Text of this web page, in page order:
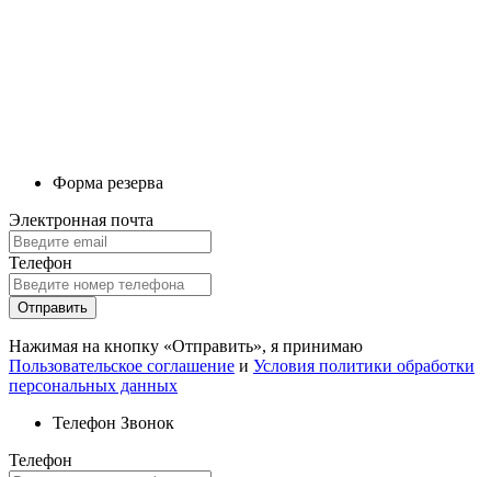
Форма резерва
Электронная почта
Телефон
Отправить
Нажимая на кнопку «Отправить», я принимаю
Пользовательское соглашение и Условия политики обработки
персональных данных
Телефон Звонок
Телефон